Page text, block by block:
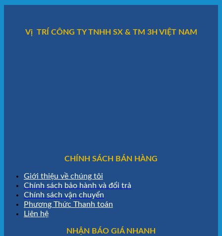
Vị TRÍ CÔNG TY TNHH SX & TM 3H VIỆT NAM
CHÍNH SÁCH BÁN HÀNG
Giới thiệu về chúng tôi
Chính sách bảo hành và đổi trả
Chính sách vận chuyển
Phương Thức Thanh toán
Liên hệ
NHẬN BÁO GIÁ NHANH